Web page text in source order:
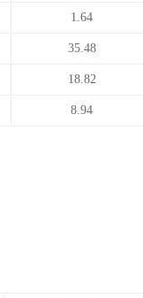
1.64
35.48
18.82
8.94